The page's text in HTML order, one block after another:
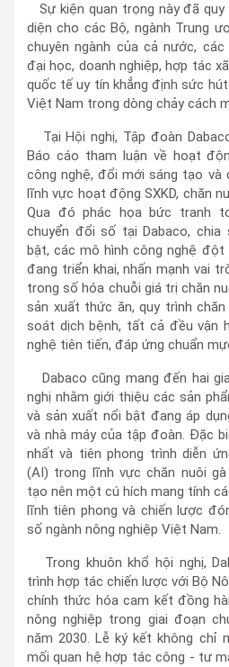
Sự kiện quan trọng này đã quy
diện cho các Bộ, ngành Trung
chuyên ngành của cả nước,
đại học, doanh nghiệp, hợp tác
quốc tế uy tín khẳng định sức
Việt Nam trong dòng chảy cách
Tại Hội nghị, Tập đoàn
Báo cáo tham luận về hoạt
công nghệ, đổi mới sáng tạo và
lĩnh vực hoạt động SXKD, chăn
Qua đó phác họa bức tranh
chuyển đổi số tại Dabaco, chia
bật, các mô hình công nghệ
đang triển khai, nhấn mạnh vai
trong số hóa chuỗi giá trị chăn
sản xuất thức ăn, quy trình
soát dịch bệnh, tất cả đều vận
nghệ tiên tiến, đáp ứng chuẩn
Dabaco cũng mang đến hai
nghị nhằm giới thiệu các sản
và sản xuất nổi bật đang áp
và nhà máy của tập đoàn. Đặc
nhất và tiên phong trình diễn
(AI) trong lĩnh vực chăn nuôi
tạo nên một cú hích mang tính
lĩnh tiên phong và chiến lược
số ngành nông nghiệp Việt Nam.
Trong khuôn khổ hội nghị,
trình hợp tác chiến lược với Bộ
chính thức hóa cam kết đồng
nông nghiệp trong giai đoạn
năm 2030. Lễ ký kết không chỉ
mối quan hệ hợp tác công - tư